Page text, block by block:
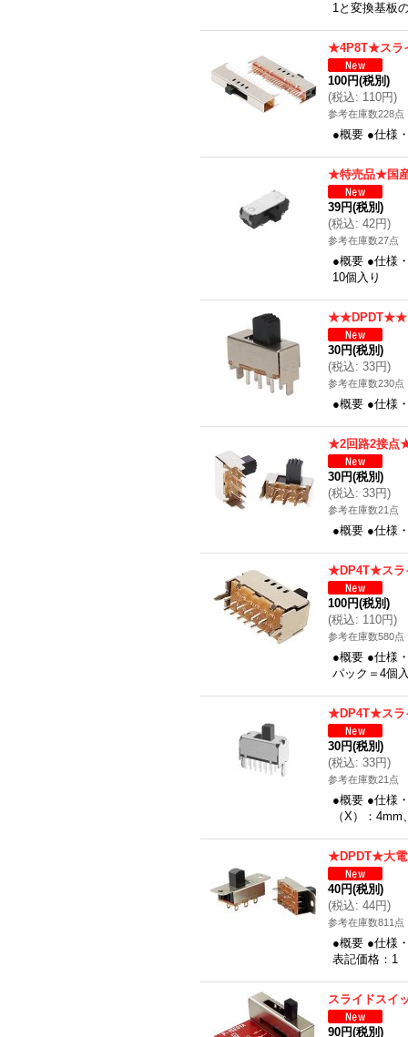
1と変換基板
★4P8T★スラ
100円(税別)
(税込: 110円)
参考在庫数228点
●概要 ●仕様
★特売品★国産
39円(税別)
(税込: 42円)
参考在庫数27点
●概要 ●仕様
10個入り
★★DPDT★★
30円(税別)
(税込: 33円)
参考在庫数230点
●概要 ●仕様
★2回路2接点
30円(税別)
(税込: 33円)
参考在庫数21点
●概要 ●仕様
★DP4T★スラ
100円(税別)
(税込: 110円)
参考在庫数580点
●概要 ●仕様
パック＝4個
★DP4T★スラ
30円(税別)
(税込: 33円)
参考在庫数21点
●概要 ●仕様
（X）：
★DPDT★大電
40円(税別)
(税込: 44円)
参考在庫数811点
●概要 ●仕様
表記価格：1
スライドスイ
90円(税別)